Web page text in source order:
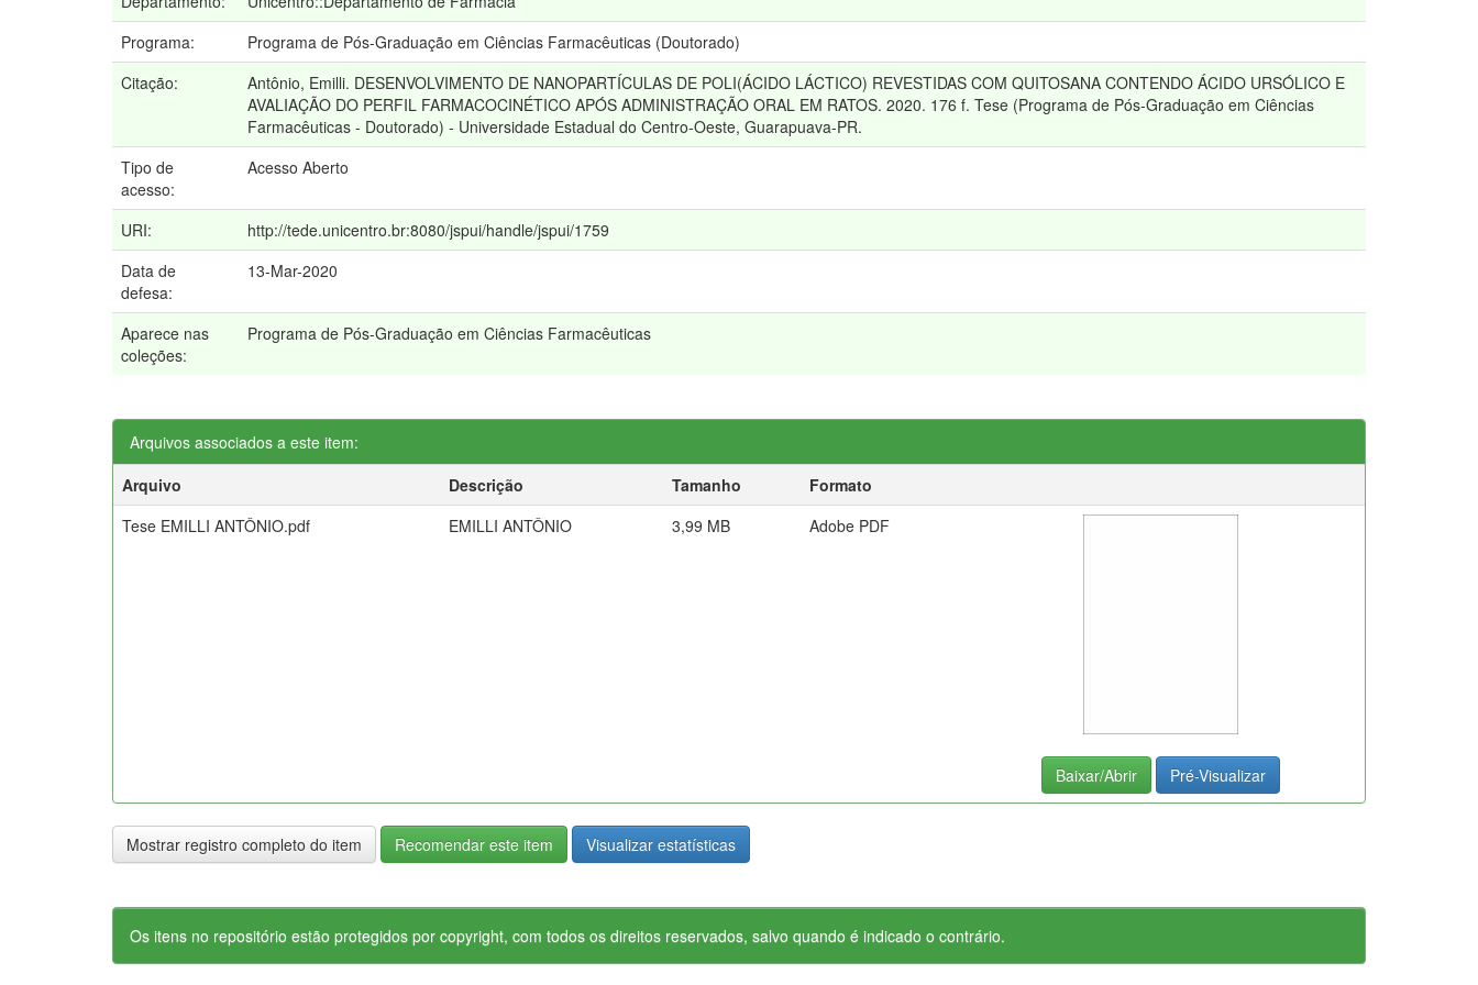
Programa:
Programa de Pós-Graduação em Ciências Farmacêuticas (Doutorado)
Citação:
Antônio, Emilli. DESENVOLVIMENTO DE NANOPARTÍCULAS DE POLI(ÁCIDO LÁCTICO) REVESTIDAS COM QUITOSANA CONTENDO ÁCIDO URSÓLICO E
AVALIAÇÃO DO PERFIL FARMACOCINÉTICO APÓS ADMINISTRAÇÃO ORAL EM RATOS. 2020. 176 f. Tese (Programa de Pós-Graduação em Ciências
Farmacêuticas - Doutorado) - Universidade Estadual do Centro-Oeste, Guarapuava-PR.
Tipo de
acesso:
Acesso Aberto
URI:
http://tede.unicentro.br:8080/jspui/handle/jspui/1759
Data de
defesa:
13-Mar-2020
Aparece nas
coleções:
Programa de Pós-Graduação em Ciências Farmacêuticas
Arquivos associados a este item:
Arquivo
Descrição Tamanho
Formato
Tese EMILLI ANTÔNIO.pdf
EMILLI ANTÔNIO 3,99 MB Adobe PDF
Baixar/Abrir Pré-Visualizar
Mostrar registro completo do item Recomendar este item Visualizar estatísticas
Os itens no repositório estão protegidos por copyright, com todos os direitos reservados, salvo quando é indicado o contrário.